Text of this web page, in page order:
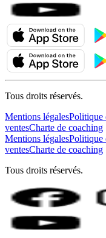
Tous droits réservés.
Mentions légalesPolitique
ventesCharte de coaching
Mentions légalesPolitique
ventesCharte de coaching
Tous droits réservés.